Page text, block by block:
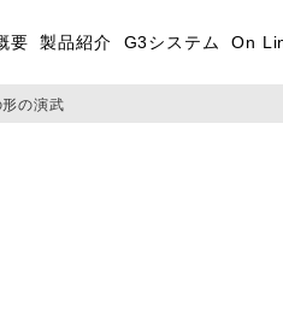
要 製品紹介 G3システム On
の演武